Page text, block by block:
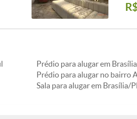
Prédio para alugar em
Prédio para alugar no bairro
Sala para alugar em Brasília/